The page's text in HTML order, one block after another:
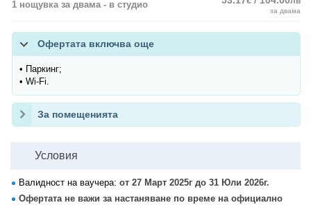
1 нощувка за двама - в студио
за двама
Офертата включва още
• Паркинг;
• Wi-Fi.
За помещенията
Условия
Валидност на ваучера: от 27 Март 2025г до 31 Юли 2026г.
Офертата не важи за настаняване по време на официално